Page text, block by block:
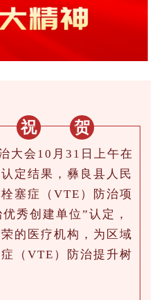
祝 贺
大会 10月31日上午在
定结果，彝良县人民
塞症（VTE）防治项
秀创建单位”认定，
的医疗机构，为区域
（VTE）防治提升树